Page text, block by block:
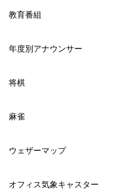
教育番組
年度別アナウンサー
将棋
麻雀
ウェザーマップ
オフィス気象キャスター